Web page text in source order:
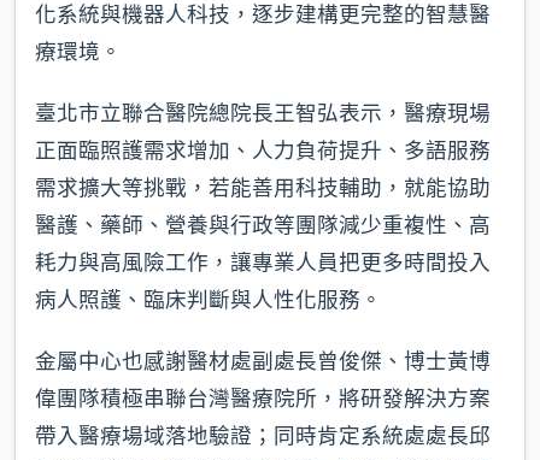
化系統與機器人科技，逐步建構更完整的智慧醫
療環境。
臺北市立聯合醫院總院長王智弘表示，醫療現場
正面臨照護需求增加、人力負荷提升、多語服務
需求擴大等挑戰，若能善用科技輔助，就能協助
醫護、藥師、營養與行政等團隊減少重複性、高
耗力與高風險工作，讓專業人員把更多時間投入
病人照護、臨床判斷與人性化服務。
金屬中心也感謝醫材處副處長曾俊傑、博士黃博
偉團隊積極串聯台灣醫療院所，將研發解決方案
帶入醫療場域落地驗證；同時肯定系統處處長邱